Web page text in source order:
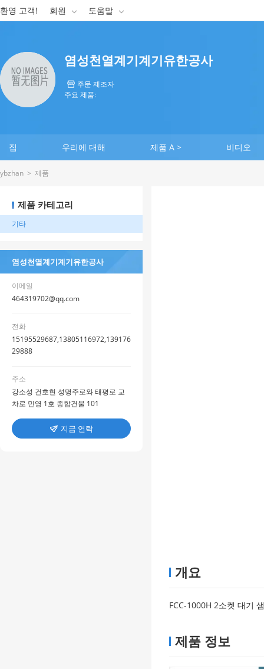
환영 고객! 회원  도움말 
염성천열계기계기유한공사
 주문 제조자
주요 제품:
집 우리에 대해 제품 A > 비디오
ybzhan > 제품
제품 카테고리
기타
염성천열계기계기유한공사
이메일
464319702@qq.com
전화
15195529687,13805116972,139176
29888
주소
강소성 건호현 성명주로와 태평로 교
차로 민영 1호 종합건물 101
 지금 연락
개요
FCC-1000H 2소켓 대기
제품 정보